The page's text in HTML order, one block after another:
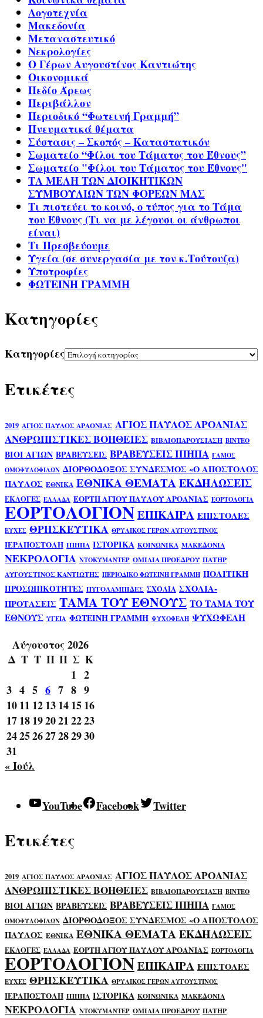
Λογοτεχνία
Μακεδονία
Μεταναστευτικό
Νεκρολογίες
Ο Γέρων Αυγουστίνος Καντιώτης
Οικονομικά
Πεδίο Άρεως
Περιβάλλον
Περιοδικό “Φωτεινή Γραμμή”
Πνευματικά θέματα
Σύστασις – Σκοπός – Καταστατικόν
Σωματείο “Φίλοι του Τάματος του Έθνους”
Σωματείο "Φίλοι του Τάματος του Έθνους"
ΤΑ ΜΕΛΗ ΤΩΝ ΔΙΟΙΚΗΤΙΚΩΝ
ΣΥΜΒΟΥΛΙΩΝ ΤΩΝ ΦΟΡΕΩΝ ΜΑΣ
Τι πιστεύει το κοινό, ο τύπος για το Τάμα
του Έθνους (Τι να με λέγουσι οι άνθρωποι
είναι)
Τι Πρεσβεύουμε
Υγεία (σε συνεργασία με τον κ.Τούτουζα)
Υποτροφίες
ΦΩΤΕΙΝΗ ΓΡΑΜΜΗ
Kατηγορίες
Kατηγορίες
Ετικέτες
2019 ΑΓΙΟΣ ΠΑΥΛΟΣ ΑΡΑΟΝΙΑΣ ΑΓΙΟΣ ΠΑΥΛΟΣ ΑΡΟΑΝΙΑΣ
ΑΝΘΡΩΠΙΣΤΙΚΕΣ ΒΟΗΘΕΙΕΣ ΒΙΒΛΙΟΠΑΡΟΥΣΙΑΣΗ ΒΙΝΤΕΟ
ΒΙΟΙ ΑΓΙΩΝ ΒΡΑΒΕΥΣΕΙΣ ΒΡΑΒΕΥΣΕΙΣ ΙΠΗΠΑ ΓΑΜΟΣ
ΟΜΟΦΥΛΟΦΙΛΩΝ ΔΙΟΡΘΟΔΟΞΟΣ ΣΥΝΔΕΣΜΟΣ «Ο ΑΠΟΣΤΟΛΟΣ
ΠΑΥΛΟΣ ΕΘΝΙΚΑ ΕΘΝΙΚΑ ΘΕΜΑΤΑΕΚΔΗΛΩΣΕΙΣ
ΕΚΛΟΓΕΣ ΕΛΛΑΔΑ ΕΟΡΤΗ ΑΓΙΟΥ ΠΑΥΛΟΥ ΑΡΟΑΝΙΑΣ ΕΟΡΤΟΛΟΓΙΑ
ΕΟΡΤΟΛΟΓΙΟΝΕΠΙΚΑΙΡΑ ΕΠΙΣΤΟΛΕΣ
ΕΥΧΕΣ ΘΡΗΣΚΕΥΤΙΚΑ ΘΡΥΛΙΚΟΣ ΓΕΡΩΝ ΑΥΓΟΥΣΤΙΝΟΣ
ΙΕΡΑΠΟΣΤΟΛΗ ΙΠΗΠΑ ΙΣΤΟΡΙΚΑ ΚΟΙΝΩΝΙΚΑ ΜΑΚΕΔΟΝΙΑ
ΝΕΚΡΟΛΟΓΙΑ ΝΤΟΚΥΜΑΝΤΕΡ ΟΜΙΛΙΑ ΠΡΟΕΔΡΟΥ ΠΑΤΗΡ
ΑΥΓΟΥΣΤΙΝΟΣ ΚΑΝΤΙΩΤΗΣ ΠΕΡΙΟΔΙΚΟ ΦΩΤΕΙΝΗ ΓΡΑΜΜΗ ΠΟΛΙΤΙΚΗ
ΠΡΟΣΩΠΙΚΟΤΗΤΕΣ ΠΥΓΟΛΑΜΠΙΔΕΣ ΣΧΟΛΙΑ ΣΧΟΛΙΑ-
ΠΡΟΤΑΣΕΙΣ ΤΑΜΑ ΤΟΥ ΕΘΝΟΥΣ ΤΟ ΤΑΜΑ ΤΟΥ
ΕΘΝΟΥΣ ΥΓΕΙΑ ΦΩΤΕΙΝΗ ΓΡΑΜΜΗ ΨΥΧΟΦΕΛΗ ΨΥΧΩΦΕΛΗ
Αύγουστος 2026
Δ Τ Τ Π Π Σ Κ
1 2
3 4 5 6 7 8 9
1011 1213141516
17181920212223
24252627282930
31
« Ιούλ
YouTube Facebook Twitter
Ετικέτες
2019 ΑΓΙΟΣ ΠΑΥΛΟΣ ΑΡΑΟΝΙΑΣ ΑΓΙΟΣ ΠΑΥΛΟΣ ΑΡΟΑΝΙΑΣ
ΑΝΘΡΩΠΙΣΤΙΚΕΣ ΒΟΗΘΕΙΕΣ ΒΙΒΛΙΟΠΑΡΟΥΣΙΑΣΗ ΒΙΝΤΕΟ
ΒΙΟΙ ΑΓΙΩΝ ΒΡΑΒΕΥΣΕΙΣ ΒΡΑΒΕΥΣΕΙΣ ΙΠΗΠΑ ΓΑΜΟΣ
ΟΜΟΦΥΛΟΦΙΛΩΝ ΔΙΟΡΘΟΔΟΞΟΣ ΣΥΝΔΕΣΜΟΣ «Ο ΑΠΟΣΤΟΛΟΣ
ΠΑΥΛΟΣ ΕΘΝΙΚΑ ΕΘΝΙΚΑ ΘΕΜΑΤΑΕΚΔΗΛΩΣΕΙΣ
ΕΚΛΟΓΕΣ ΕΛΛΑΔΑ ΕΟΡΤΗ ΑΓΙΟΥ ΠΑΥΛΟΥ ΑΡΟΑΝΙΑΣ ΕΟΡΤΟΛΟΓΙΑ
ΕΟΡΤΟΛΟΓΙΟΝΕΠΙΚΑΙΡΑ ΕΠΙΣΤΟΛΕΣ
ΕΥΧΕΣ ΘΡΗΣΚΕΥΤΙΚΑ ΘΡΥΛΙΚΟΣ ΓΕΡΩΝ ΑΥΓΟΥΣΤΙΝΟΣ
ΙΕΡΑΠΟΣΤΟΛΗ ΙΠΗΠΑ ΙΣΤΟΡΙΚΑ ΚΟΙΝΩΝΙΚΑ ΜΑΚΕΔΟΝΙΑ
ΝΕΚΡΟΛΟΓΙΑ ΝΤΟΚΥΜΑΝΤΕΡ ΟΜΙΛΙΑ ΠΡΟΕΔΡΟΥ ΠΑΤΗΡ